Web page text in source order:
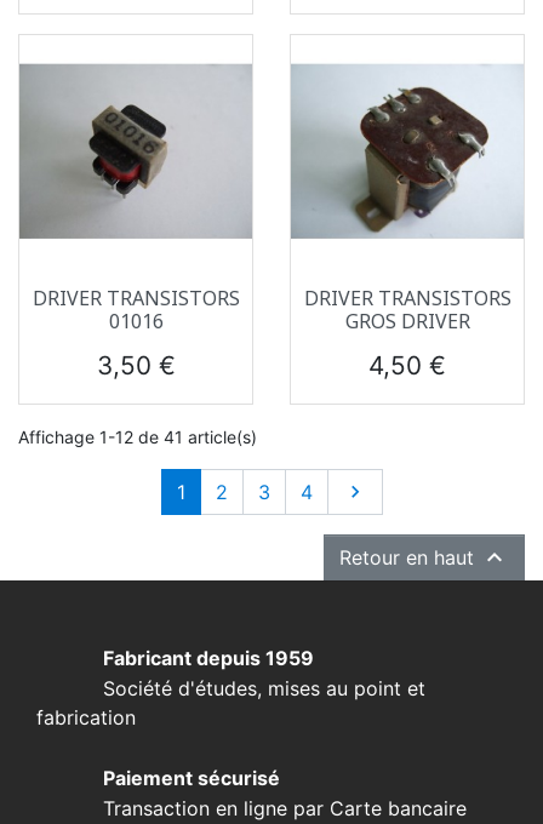
DRIVER TRANSISTORS
01016
Prix
3,50 €
DRIVER TRANSISTORS
GROS DRIVER
Prix
4,50 €
Affichage 1-12 de 41 article(s)
1 2 3 4 Suivant

Retour en haut 
Fabricant depuis 1959
Société d'études, mises au point et
fabrication
Paiement sécurisé
Transaction en ligne par Carte bancaire